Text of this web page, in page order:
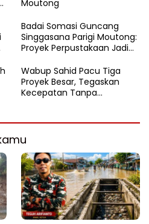
Moutong
Badai Somasi Guncang
Singgasana Parigi Moutong:
Proyek Perpustakaan Jadi
Wabup Sahid Pacu Tiga
Proyek Besar, Tegaskan
Kecepatan Tanpa